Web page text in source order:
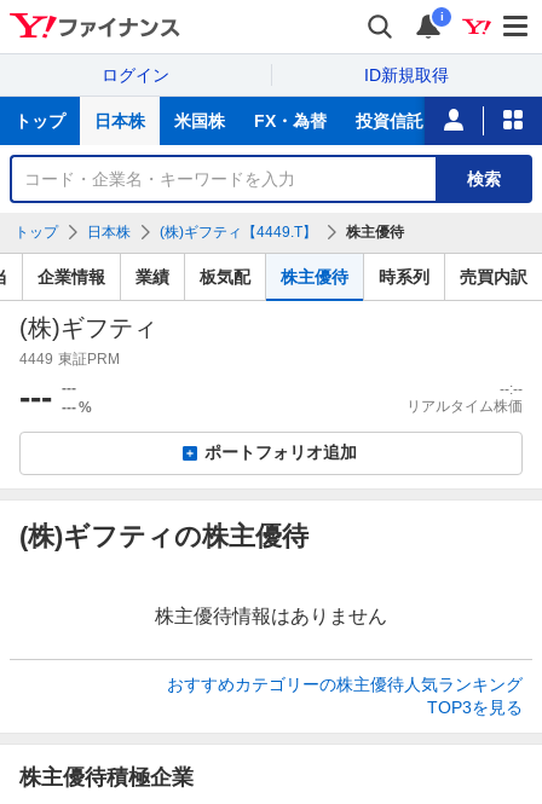
i
ログイン ID新規取得
サ
トップ 日本株 米国株 FX・為替 投資信託 ニュース
銘
検
検索
トップ 日本株 (株)ギフティ【4449.T】 株主優待
企業情報 業績 板気配 株主優待 時系列 売買内訳
(株)ギフティ
4449 東証PRM
--- ---
---%
--:--
リアルタイム株価
ポートフォリオ追加
(株)ギフティの株主優待
株主優待情報はありません
おすすめカテゴリーの株主優待人気ランキング
TOP3を見る
株主優待積極企業